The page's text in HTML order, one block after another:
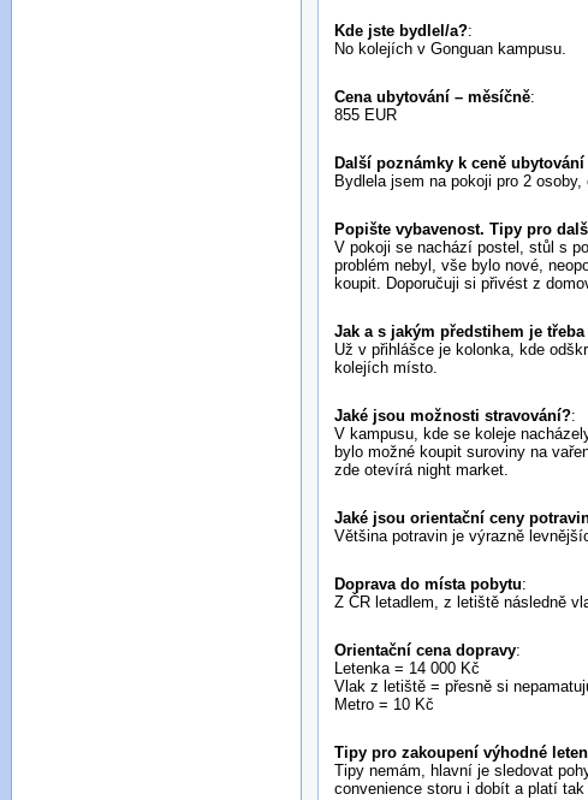
Kde jste bydlel/a?:
No kolejích v Gonguan kampusu.
Cena ubytování – měsíčně:
855 EUR
Další poznámky k ceně
Bydlela jsem na pokoji pro 2
Popište vybavenost. Tipy pro
V pokoji se nachází postel, stůl s
problém nebyl, vše bylo nové,
koupit. Doporučuji si přivést z
Jak a s jakým předstihem je
Už v přihlášce je kolonka, kde
kolejích místo.
Jaké jsou možnosti stravování?:
V kampusu, kde se koleje
bylo možné koupit suroviny na
zde otevírá night market.
Jaké jsou orientační ceny
Většina potravin je výrazně
Doprava do místa pobytu:
Z ČR letadlem, z letiště následně
Orientační cena dopravy:
Letenka = 14 000 Kč
Vlak z letiště = přesně si
Metro = 10 Kč
Tipy pro zakoupení výhodné
Tipy nemám, hlavní je sledovat
convenience storu i dobít a platí tak